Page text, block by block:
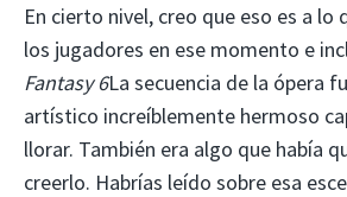
En cierto nivel, creo que eso es a lo
los jugadores en ese momento e
Fantasy 6La secuencia de la ópera
artístico increíblemente hermoso
llorar. También era algo que había
creerlo. Habrías leído sobre esa